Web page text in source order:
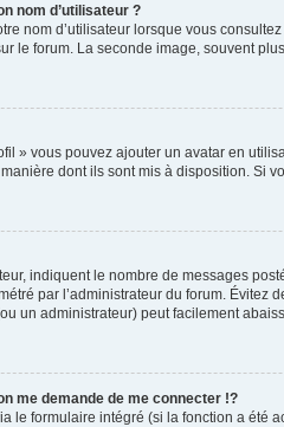
nom d’utilisateur ?
nom d’utilisateur lorsque vous
le forum. La seconde image, souvent
» vous pouvez ajouter un avatar en
dont ils sont mis à disposition. Si
indiquent le nombre de messages
par l’administrateur du forum.
un administrateur) peut facilement
me demande de me connecter !?
le formulaire intégré (si la fonction a été